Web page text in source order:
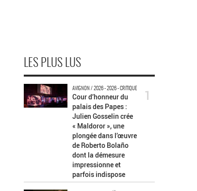
LES PLUS LUS
AVIGNON / 2026 - 2026 - CRITIQUE
Cour d’honneur du
palais des Papes :
Julien Gosselin crée
« Maldoror », une
plongée dans l’œuvre
de Roberto Bolaño
dont la démesure
impressionne et
parfois indispose
1